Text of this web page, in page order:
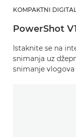
KOMPAKTNI
PowerShot
Istaknite se na
snimanja uz
snimanje